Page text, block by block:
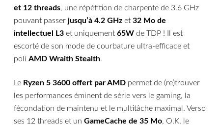
et 12 threads, une répétition de charpente de 3.6 GHz
pouvant passerjusqu’à 4.2 GHz et32 Mo de
intellectuel L3et uniquement65Wde TDP ! Il est
escorté de son mode de courbature ultra-efficace et
poliAMD Wraith Stealth.
Le Ryzen 5 3600 offert par AMD permet de (re)trouver
les performances éminent de série vers le gaming, la
fécondation de maintenu et le multitâche maximal. Verso
ses 12 threads et unGameCache de 35 Mo, O.K. le